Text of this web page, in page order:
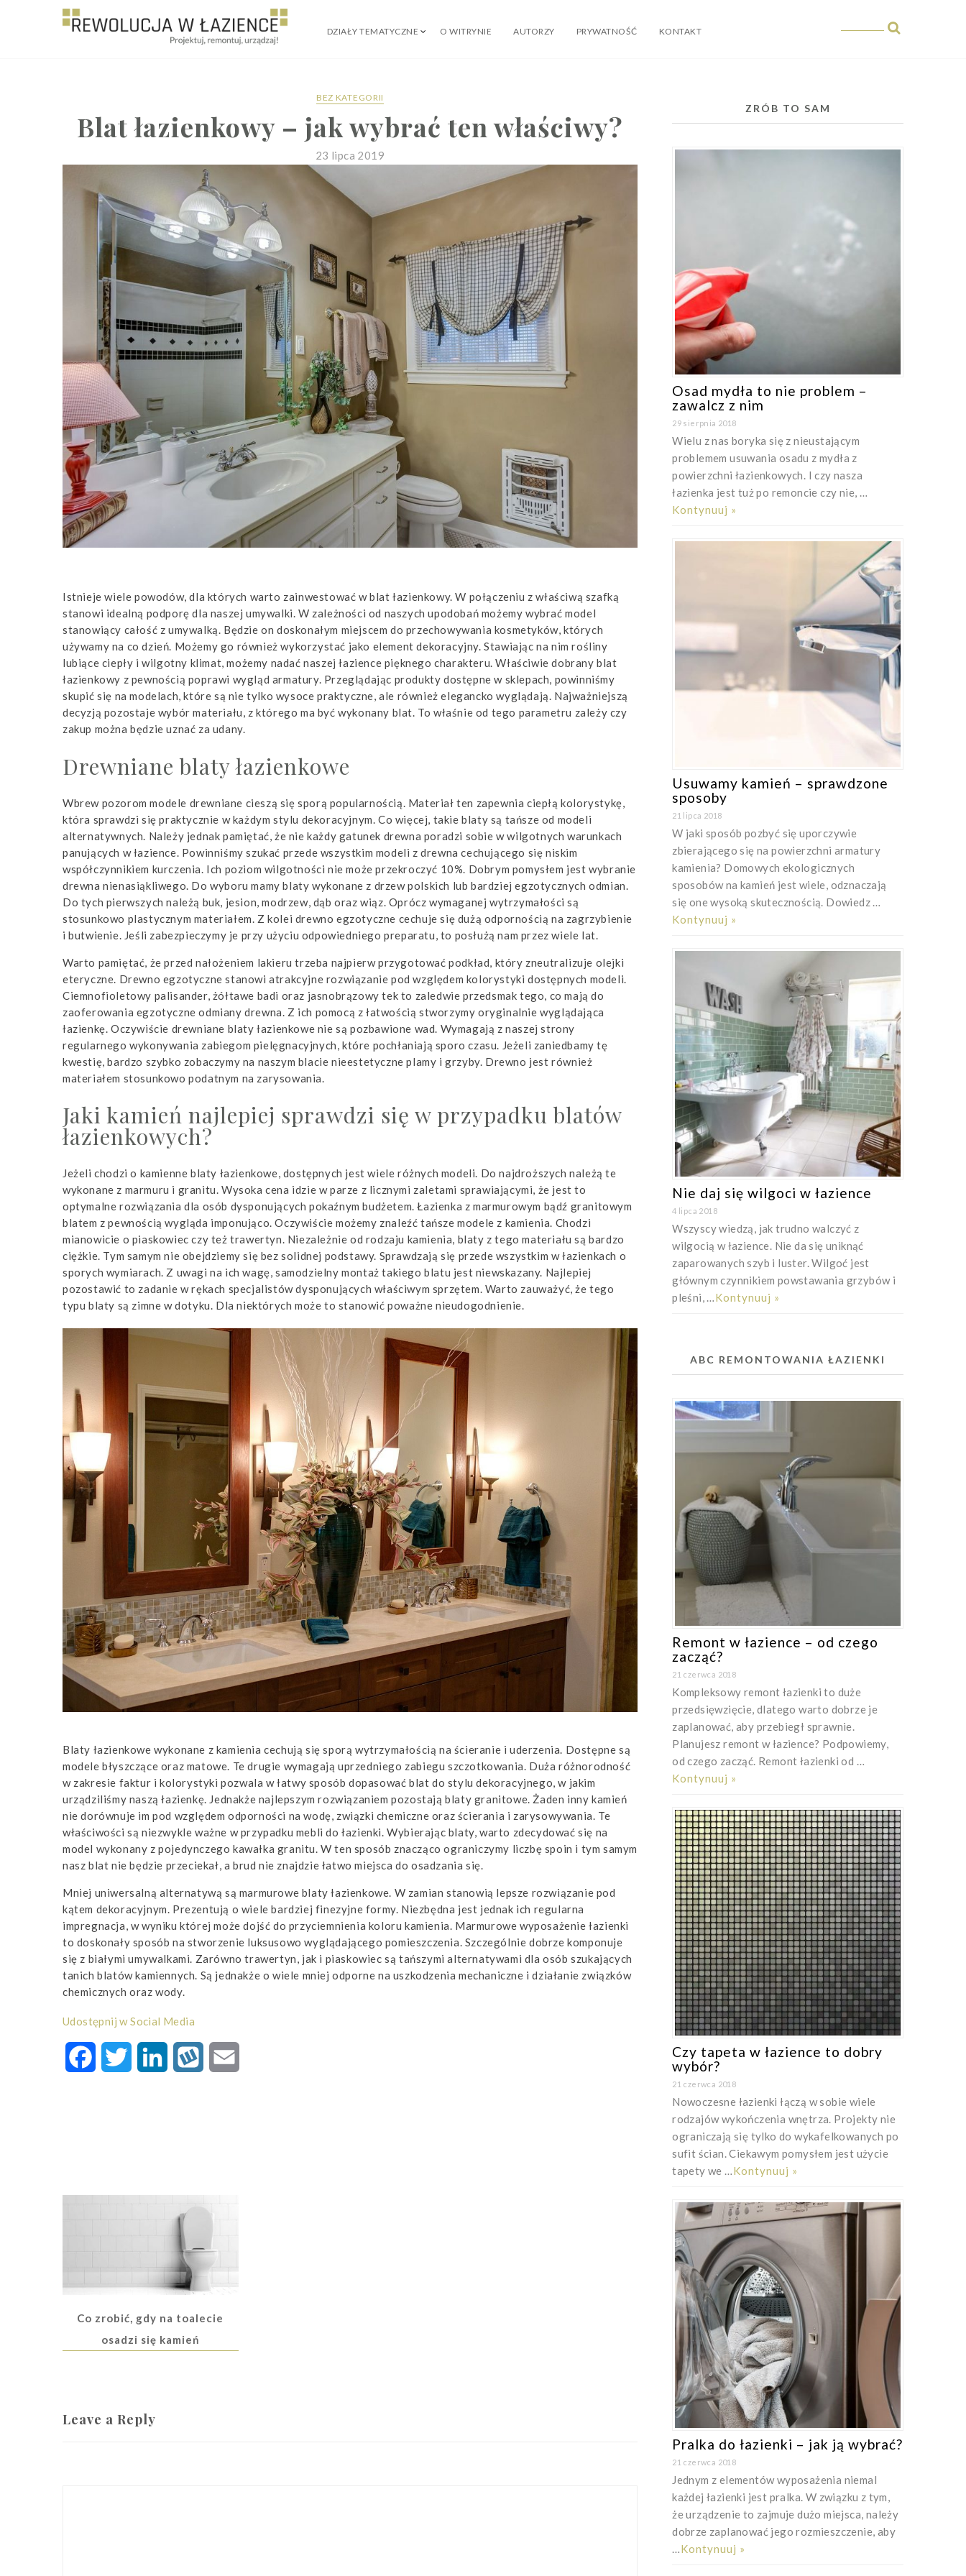
DZIAŁY TEMATYCZNE O WITRYNIE AUTORZY PRYWATNOŚĆ KONTAKT
BEZ KATEGORII
Blat łazienkowy – jak wybrać ten właściwy?
23 lipca 2019
Istnieje wiele powodów, dla których warto zainwestować w blat łazienkowy. W połączeniu z właściwą szafką
stanowi idealną podporę dla naszej umywalki. W zależności od naszych upodobań możemy wybrać model
stanowiący całość z umywalką. Będzie on doskonałym miejscem do przechowywania kosmetyków, których
używamy na co dzień. Możemy go również wykorzystać jako element dekoracyjny. Stawiając na nim rośliny
lubiące ciepły i wilgotny klimat, możemy nadać naszej łazience pięknego charakteru. Właściwie dobrany blat
łazienkowy z pewnością poprawi wygląd armatury. Przeglądając produkty dostępne w sklepach, powinniśmy
skupić się na modelach, które są nie tylko wysoce praktyczne, ale również elegancko wyglądają. Najważniejszą
decyzją pozostaje wybór materiału, z którego ma być wykonany blat. To właśnie od tego parametru zależy czy
zakup można będzie uznać za udany.
Drewniane blaty łazienkowe
Wbrew pozorom modele drewniane cieszą się sporą popularnością. Materiał ten zapewnia ciepłą kolorystykę,
która sprawdzi się praktycznie w każdym stylu dekoracyjnym. Co więcej, takie blaty są tańsze od modeli
alternatywnych. Należy jednak pamiętać, że nie każdy gatunek drewna poradzi sobie w wilgotnych warunkach
panujących w łazience. Powinniśmy szukać przede wszystkim modeli z drewna cechującego się niskim
współczynnikiem kurczenia. Ich poziom wilgotności nie może przekroczyć 10%. Dobrym pomysłem jest wybranie
drewna nienasiąkliwego. Do wyboru mamy blaty wykonane z drzew polskich lub bardziej egzotycznych odmian.
Do tych pierwszych należą buk, jesion, modrzew, dąb oraz wiąz. Oprócz wymaganej wytrzymałości są
stosunkowo plastycznym materiałem. Z kolei drewno egzotyczne cechuje się dużą odpornością na zagrzybienie
i butwienie. Jeśli zabezpieczymy je przy użyciu odpowiedniego preparatu, to posłużą nam przez wiele lat.
Warto pamiętać, że przed nałożeniem lakieru trzeba najpierw przygotować podkład, który zneutralizuje olejki
eteryczne. Drewno egzotyczne stanowi atrakcyjne rozwiązanie pod względem kolorystyki dostępnych modeli.
Ciemnofioletowy palisander, żółtawe badi oraz jasnobrązowy tek to zaledwie przedsmak tego, co mają do
zaoferowania egzotyczne odmiany drewna. Z ich pomocą z łatwością stworzymy oryginalnie wyglądająca
łazienkę. Oczywiście drewniane blaty łazienkowe nie są pozbawione wad. Wymagają z naszej strony
regularnego wykonywania zabiegom pielęgnacyjnych, które pochłaniają sporo czasu. Jeżeli zaniedbamy tę
kwestię, bardzo szybko zobaczymy na naszym blacie nieestetyczne plamy i grzyby. Drewno jest również
materiałem stosunkowo podatnym na zarysowania.
Jaki kamień najlepiej sprawdzi się w przypadku blatów
łazienkowych?
Jeżeli chodzi o kamienne blaty łazienkowe, dostępnych jest wiele różnych modeli. Do najdroższych należą te
wykonane z marmuru i granitu. Wysoka cena idzie w parze z licznymi zaletami sprawiającymi, że jest to
optymalne rozwiązania dla osób dysponujących pokaźnym budżetem. Łazienka z marmurowym bądź granitowym
blatem z pewnością wygląda imponująco. Oczywiście możemy znaleźć tańsze modele z kamienia. Chodzi
mianowicie o piaskowiec czy też trawertyn. Niezależnie od rodzaju kamienia, blaty z tego materiału są bardzo
ciężkie. Tym samym nie obejdziemy się bez solidnej podstawy. Sprawdzają się przede wszystkim w łazienkach o
sporych wymiarach. Z uwagi na ich wagę, samodzielny montaż takiego blatu jest niewskazany. Najlepiej
pozostawić to zadanie w rękach specjalistów dysponujących właściwym sprzętem. Warto zauważyć, że tego
typu blaty są zimne w dotyku. Dla niektórych może to stanowić poważne nieudogodnienie.
Blaty łazienkowe wykonane z kamienia cechują się sporą wytrzymałością na ścieranie i uderzenia. Dostępne są
modele błyszczące oraz matowe. Te drugie wymagają uprzedniego zabiegu szczotkowania. Duża różnorodność
w zakresie faktur i kolorystyki pozwala w łatwy sposób dopasować blat do stylu dekoracyjnego, w jakim
urządziliśmy naszą łazienkę. Jednakże najlepszym rozwiązaniem pozostają blaty granitowe. Żaden inny kamień
nie dorównuje im pod względem odporności na wodę, związki chemiczne oraz ścierania i zarysowywania. Te
właściwości są niezwykle ważne w przypadku mebli do łazienki. Wybierając blaty, warto zdecydować się na
model wykonany z pojedynczego kawałka granitu. W ten sposób znacząco ograniczymy liczbę spoin i tym samym
nasz blat nie będzie przeciekał, a brud nie znajdzie łatwo miejsca do osadzania się.
Mniej uniwersalną alternatywą są marmurowe blaty łazienkowe. W zamian stanowią lepsze rozwiązanie pod
kątem dekoracyjnym. Prezentują o wiele bardziej finezyjne formy. Niezbędna jest jednak ich regularna
impregnacja, w wyniku której może dojść do przyciemnienia koloru kamienia. Marmurowe wyposażenie łazienki
to doskonały sposób na stworzenie luksusowo wyglądającego pomieszczenia. Szczególnie dobrze komponuje
się z białymi umywalkami. Zarówno trawertyn, jak i piaskowiec są tańszymi alternatywami dla osób szukających
tanich blatów kamiennych. Są jednakże o wiele mniej odporne na uszkodzenia mechaniczne i działanie związków
chemicznych oraz wody.
Udostępnij w Social Media
FacebookTwitter LinkedIn Wykop
Co zrobić, gdy na toalecie
osadzi się kamień
Leave a Reply
ZRÓB TO SAM
Osad mydła to nie problem –
zawalcz z nim
29 sierpnia 2018
Wielu z nas boryka się z nieustającym
problemem usuwania osadu z mydła z
powierzchni łazienkowych. I czy nasza
łazienka jest tuż po remoncie czy nie, …
Kontynuuj »
Usuwamy kamień – sprawdzone
sposoby
21 lipca 2018
W jaki sposób pozbyć się uporczywie
zbierającego się na powierzchni armatury
kamienia? Domowych ekologicznych
sposobów na kamień jest wiele, odznaczają
się one wysoką skutecznością. Dowiedz …
Kontynuuj »
Nie daj się wilgoci w łazience
4 lipca 2018
Wszyscy wiedzą, jak trudno walczyć z
wilgocią w łazience. Nie da się uniknąć
zaparowanych szyb i luster. Wilgoć jest
głównym czynnikiem powstawania grzybów i
pleśni, …Kontynuuj »
ABC REMONTOWANIA ŁAZIENKI
Remont w łazience – od czego
zacząć?
21 czerwca 2018
Kompleksowy remont łazienki to duże
przedsięwzięcie, dlatego warto dobrze je
zaplanować, aby przebiegł sprawnie.
Planujesz remont w łazience? Podpowiemy,
od czego zacząć. Remont łazienki od …
Kontynuuj »
Czy tapeta w łazience to dobry
wybór?
21 czerwca 2018
Nowoczesne łazienki łączą w sobie wiele
rodzajów wykończenia wnętrza. Projekty nie
ograniczają się tylko do wykafelkowanych po
sufit ścian. Ciekawym pomysłem jest użycie
tapety we …Kontynuuj »
Pralka do łazienki – jak ją wybrać?
21 czerwca 2018
Jednym z elementów wyposażenia niemal
każdej łazienki jest pralka. W związku z tym,
że urządzenie to zajmuje dużo miejsca, należy
dobrze zaplanować jego rozmieszczenie, aby
…Kontynuuj »